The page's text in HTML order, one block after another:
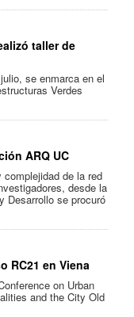
taller de
se enmarca en el
Verdes
ARQ UC
de la red
desde la
Desarrollo se procuró
RC21 en Viena
on Urban
and the City Old